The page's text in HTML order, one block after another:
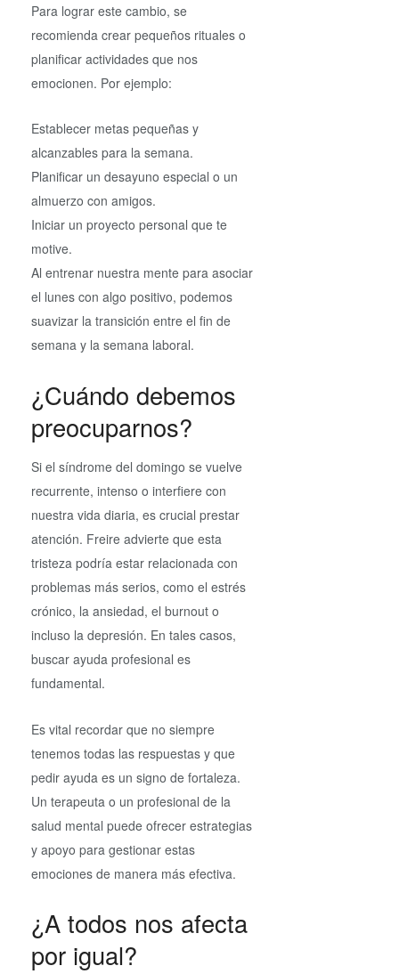
Para lograr este cambio, se
recomienda crear pequeños rituales o
planificar actividades que nos
emocionen. Por ejemplo:
Establecer metas pequeñas y
alcanzables para la semana.
Planificar un desayuno especial o un
almuerzo con amigos.
Iniciar un proyecto personal que te
motive.
Al entrenar nuestra mente para asociar
el lunes con algo positivo, podemos
suavizar la transición entre el fin de
semana y la semana laboral.
¿Cuándo debemos
preocuparnos?
Si el síndrome del domingo se vuelve
recurrente, intenso o interfiere con
nuestra vida diaria, es crucial prestar
atención. Freire advierte que esta
tristeza podría estar relacionada con
problemas más serios, como el estrés
crónico, la ansiedad, el burnout o
incluso la depresión. En tales casos,
buscar ayuda profesional es
fundamental.
Es vital recordar que no siempre
tenemos todas las respuestas y que
pedir ayuda es un signo de fortaleza.
Un terapeuta o un profesional de la
salud mental puede ofrecer estrategias
y apoyo para gestionar estas
emociones de manera más efectiva.
¿A todos nos afecta
por igual?